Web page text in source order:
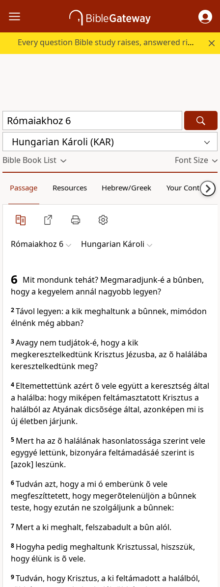
Every question Bible study raises, answered right here.
Hungarian Károli (KAR)
Bible Book List Font Size
Passage Resources Hebrew/Greek Your Content
Rómaiakhoz 6 Hungarian Károli
6 Mit mondunk tehát? Megmaradjunk-é a bûnben,
hogy a kegyelem annál nagyobb legyen?
2Távol legyen: a kik meghaltunk a bûnnek, mimódon
élnénk még abban?
3Avagy nem tudjátok-é, hogy a kik
megkeresztelkedtünk Krisztus Jézusba, az õ halálába
keresztelkedtünk meg?
4 Eltemettettünk azért õ vele együtt a keresztség által
a halálba: hogy miképen feltámasztatott Krisztus a
halálból az Atyának dicsõsége által, azonképen mi is
új életben járjunk.
5 Mert ha az õ halálának hasonlatossága szerint vele
egygyé lettünk, bizonyára feltámadásáé szerint is
[azok] leszünk.
6Tudván azt, hogy a mi ó emberünk õ vele
megfeszíttetett, hogy megerõtelenüljön a bûnnek
teste, hogy ezután ne szolgáljunk a bûnnek:
7 Mert a ki meghalt, felszabadult a bûn alól.
8 Hogyha pedig meghaltunk Krisztussal, hiszszük,
hogy élünk is õ vele.
9Tudván, hogy Krisztus, a ki feltámadott a halálból,